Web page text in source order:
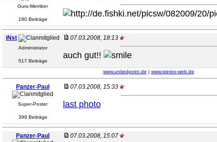
Guru-Member
180 Beiträge
iNst
Administrator
517 Beiträge
07.03.2008, 18:13
auch gut!!
www.unitedpoint.de | www.stereo-web.de
Panzer-Paul
Super-Poster
399 Beiträge
07.03.2008, 15:33
last photo
Panzer-Paul 07.03.2008, 15:07